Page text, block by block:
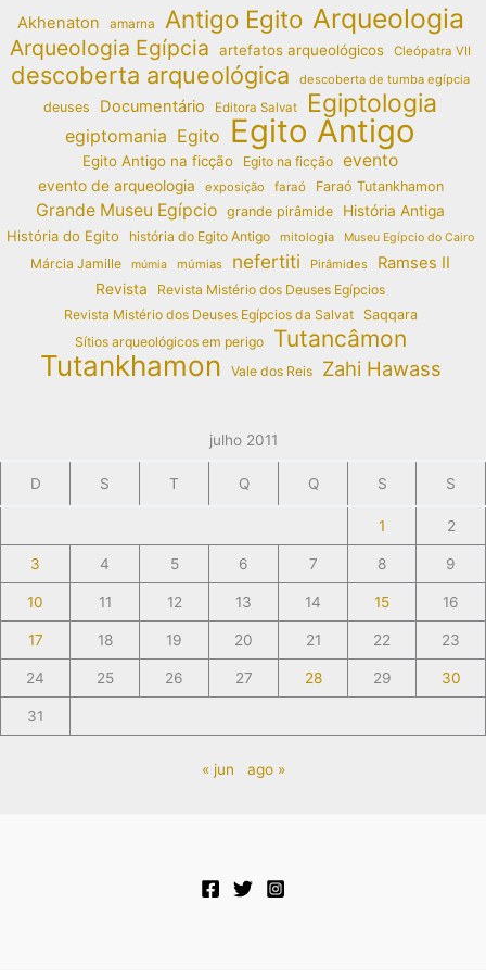
Akhenaton amarna Antigo Egito Arqueologia
Arqueologia Egípcia artefatos arqueológicos Cleópatra VII
descoberta arqueológica descoberta de tumba egípcia
deuses Documentário Editora Salvat Egiptologia
egiptomania Egito Egito Antigo
Egito Antigo na ficção Egito na ficção evento
evento de arqueologia exposição faraó Faraó Tutankhamon
Grande Museu Egípcio grande pirâmide
História Antiga
História do Egito
história do Egito Antigo mitologia Museu Egípcio do Cairo
Márcia Jamille múmia múmias nefertiti Pirâmides Ramses II
Revista
Revista Mistério dos Deuses Egípcios
Revista Mistério dos Deuses Egípcios da Salvat
Saqqara
Sítios arqueológicos em perigo
Tutancâmon
Tutankhamon Vale dos Reis Zahi Hawass
julho 2011
D S T Q Q S S
1 2
3 4 5 6 7 8 9
10 11 12 13 14 15 16
17 18 19 20 21 22 23
24 25 26 27 28 29 30
31
« jun ago »